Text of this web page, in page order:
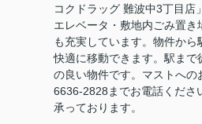
コクドラッグ 難波中3丁目店
エレベータ・敷地内ごみ置
も充実しています。物件から
快適に移動できます。駅まで
の良い物件です。マストへの
6636-2828までお電話くださ
承っております。